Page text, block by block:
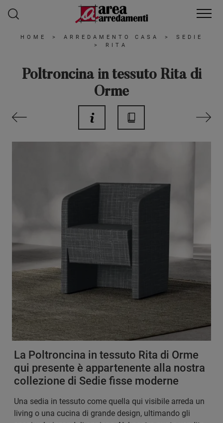
HOME > ARREDAMENTO CASA >
SEDIE
>
RITA
Poltroncina in tessuto Rita di
Orme
La Poltroncina in tessuto Rita di Orme
qui presente è appartenente alla nostra
collezione di Sedie fisse moderne
Una sedia in tessuto come quella qui visibile arreda un
living o una cucina di grande design, ultimando gli